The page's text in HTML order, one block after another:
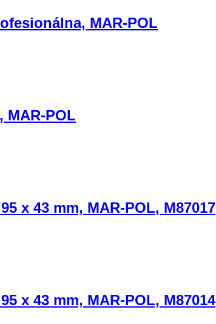
MAR-POL
MAR-POL
x 43 mm, MAR-POL, M87017
x 43 mm, MAR-POL, M87014